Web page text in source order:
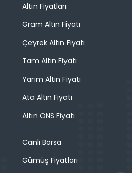
Altın Fiyatları
Gram Altın Fiyatı
Çeyrek Altın Fiyatı
Tam Altın Fiyatı
Yarım Altın Fiyatı
Ata Altın Fiyatı
Altın ONS Fiyatı
Canlı Borsa
Gümüş Fiyatları